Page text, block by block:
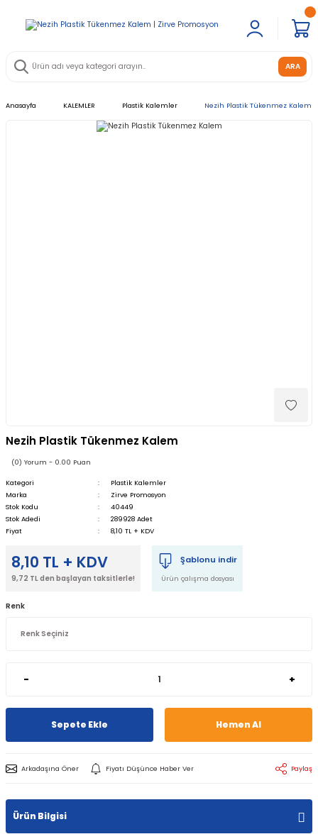
ARA
Anasayfa KALEMLER Plastik Kalemler Nezih Plastik Tükenmez Kalem
Nezih Plastik Tükenmez Kalem
(0) Yorum - 0.00 Puan
Kategori
Plastik Kalemler
Marka
Zirve Promosyon
Stok Kodu
40449
Stok Adedi
289928 Adet
Fiyat
8,10 TL + KDV
8,10 TL + KDV
9,72 TL den başlayan taksitlerle!
Şablonu indir
Ürün çalışma dosyası
Renk
- +
Sepete Ekle Hemen Al
Arkadaşına Öner Fiyatı Düşünce Haber Ver Paylaş
Ürün Bilgisi